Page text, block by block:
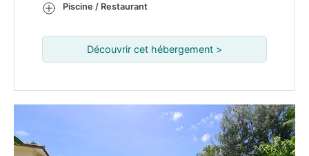
Piscine / Restaurant
Découvrir cet hébergement >